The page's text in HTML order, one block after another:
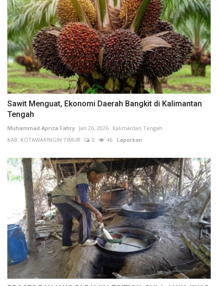
Sawit Menguat, Ekonomi Daerah Bangkit di Kalimantan
Tengah
Muhammad Apriza Fahry Jan 26, 2026 Kalimantan Tengah
KAB. KOTAWARINGIN TIMUR
0 46 Laporkan